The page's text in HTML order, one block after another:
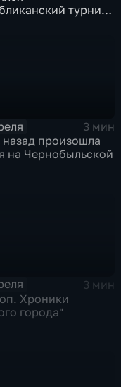
турнир
3 мин
назад произошла
на Чернобыльской
3 мин
Хроники
города"